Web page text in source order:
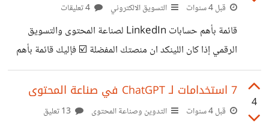
فقط يقومون في بعض الأحيان باستضافة الضيوف من خبراء
المحتوى والتسويق الذين يكشفون عن طرق التسويق
Marketers يقدم Louis Grenier
قبل 4 سنوات التسويق الالكتروني
قائمة بأهم حسابات LinkedIn لصناعة المحتوى والتسويق
الرقمي إذا كان اللينكد ان منصتك المفضلة ☑️ فإليك قائمة بأهم
حسابات اللينكد ان لصناعة المحتوى والتسويق الرقمي👇: 1️⃣
Jay Baer "تحويل العملاء إلى مزيد من العملاء" هو شعار خبير
التسويق والمحتوى Jay يشارك على حسابه معلومات ورؤية
4
7 استخدامات لـ ChatGPT في صناعة المحتوى
قبل 4 سنوات التدوين وصناعة المحتوى